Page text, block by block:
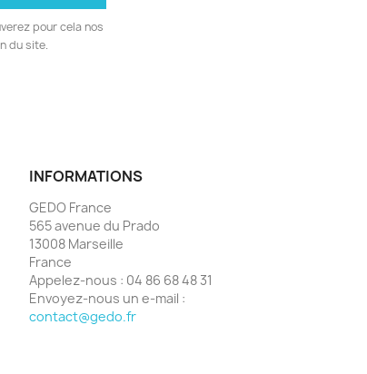
pour cela nos
du site.
INFORMATIONS
GEDO France
565 avenue du Prado
13008 Marseille
France
Appelez-nous : 04 86 68 48 31
Envoyez-nous un e-mail :
contact@gedo.fr